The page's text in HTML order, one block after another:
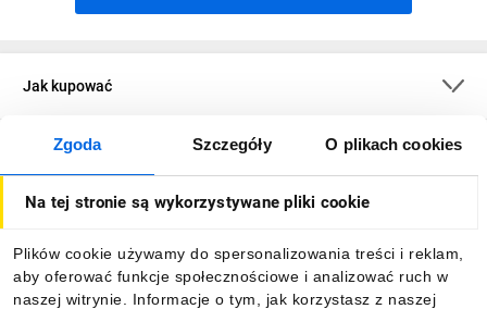
Zgoda Szczegóły O plikach cookies
Na tej stronie są wykorzystywane pliki cookie
Plików cookie używamy do spersonalizowania treści i reklam,
aby oferować funkcje społecznościowe i analizować ruch w
naszej witrynie. Informacje o tym, jak korzystasz z naszej
Jak kupować
O firmie
Informacje